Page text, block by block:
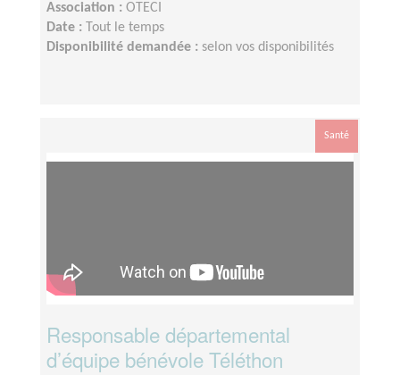
Association : OTECI
Date :
Tout le temps
Disponibilité demandée : selon vos disponibilités
Santé
Responsable départemental
d’équipe bénévole Téléthon